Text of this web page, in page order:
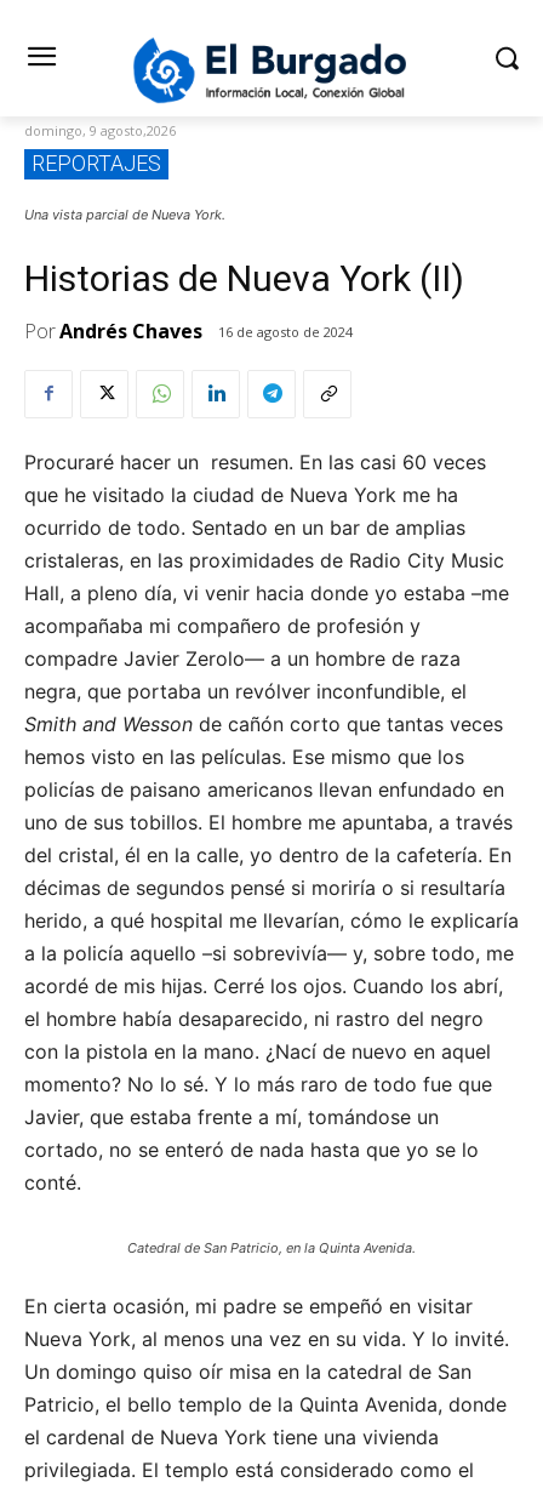
domingo, 9 agosto,2026
REPORTAJES
Una vista parcial de Nueva York.
Historias de Nueva York (II)
PorAndrés Chaves 16 de agosto de 2024
Procuraré hacer un resumen. En las casi 60 veces
que he visitado la ciudad de Nueva York me ha
ocurrido de todo. Sentado en un bar de amplias
cristaleras, en las proximidades de Radio City Music
Hall, a pleno día, vi venir hacia donde yo estaba –me
acompañaba mi compañero de profesión y
compadre Javier Zerolo— a un hombre de raza
negra, que portaba un revólver inconfundible, el
Smith and Wesson de cañón corto que tantas veces
hemos visto en las películas. Ese mismo que los
policías de paisano americanos llevan enfundado en
uno de sus tobillos. El hombre me apuntaba, a través
del cristal, él en la calle, yo dentro de la cafetería. En
décimas de segundos pensé si moriría o si resultaría
herido, a qué hospital me llevarían, cómo le explicaría
a la policía aquello –si sobrevivía— y, sobre todo, me
acordé de mis hijas. Cerré los ojos. Cuando los abrí,
el hombre había desaparecido, ni rastro del negro
con la pistola en la mano. ¿Nací de nuevo en aquel
momento? No lo sé. Y lo más raro de todo fue que
Javier, que estaba frente a mí, tomándose un
cortado, no se enteró de nada hasta que yo se lo
conté.
Catedral de San Patricio, en la Quinta Avenida.
En cierta ocasión, mi padre se empeñó en visitar
Nueva York, al menos una vez en su vida. Y lo invité.
Un domingo quiso oír misa en la catedral de San
Patricio, el bello templo de la Quinta Avenida, donde
el cardenal de Nueva York tiene una vivienda
privilegiada. El templo está considerado como el